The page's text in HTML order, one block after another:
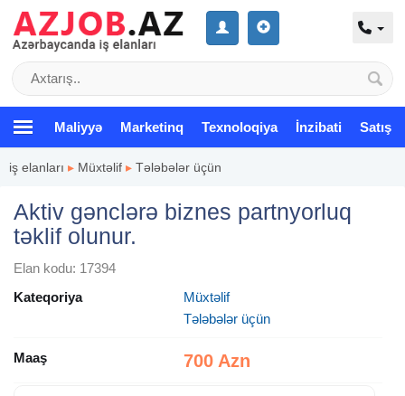
Maliyyə Marketinq Texnoloqiya İnzibati Satış
iş elanları ▸ Müxtəlif ▸ Tələbələr üçün
Aktiv gənclərə biznes partnyorluq
təklif olunur.
Elan kodu: 17394
Kateqoriya
Müxtəlif
Tələbələr üçün
Maaş 700 Azn